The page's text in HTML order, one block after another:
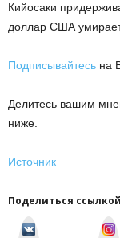
Кийосаки
доллар США
Подписывайтесь на
Делитесь вашим
ниже.
Источник
Поделиться